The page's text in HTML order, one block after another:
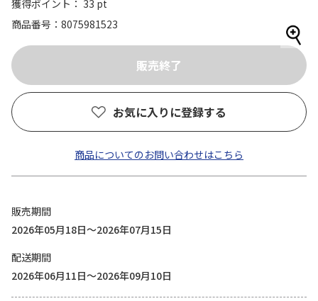
獲得ポイント： 33 pt
商品番号
8075981523
お気に入りに登録する
商品についてのお問い合わせはこちら
販売期間
2026年05月18日～2026年07月15日
配送期間
2026年06月11日～2026年09月10日